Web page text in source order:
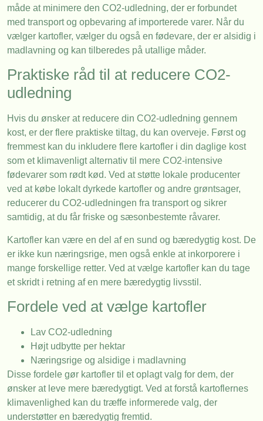
måde at minimere den CO2-udledning, der er forbundet
med transport og opbevaring af importerede varer. Når du
vælger kartofler, vælger du også en fødevare, der er alsidig i
madlavning og kan tilberedes på utallige måder.
Praktiske råd til at reducere CO2-
udledning
Hvis du ønsker at reducere din CO2-udledning gennem
kost, er der flere praktiske tiltag, du kan overveje. Først og
fremmest kan du inkludere flere kartofler i din daglige kost
som et klimavenligt alternativ til mere CO2-intensive
fødevarer som rødt kød. Ved at støtte lokale producenter
ved at købe lokalt dyrkede kartofler og andre grøntsager,
reducerer du CO2-udledningen fra transport og sikrer
samtidig, at du får friske og sæsonbestemte råvarer.
Kartofler kan være en del af en sund og bæredygtig kost. De
er ikke kun næringsrige, men også enkle at inkorporere i
mange forskellige retter. Ved at vælge kartofler kan du tage
et skridt i retning af en mere bæredygtig livsstil.
Fordele ved at vælge kartofler
Lav CO2-udledning
Højt udbytte per hektar
Næringsrige og alsidige i madlavning
Disse fordele gør kartofler til et oplagt valg for dem, der
ønsker at leve mere bæredygtigt. Ved at forstå kartoflernes
klimavenlighed kan du træffe informerede valg, der
understøtter en bæredygtig fremtid.